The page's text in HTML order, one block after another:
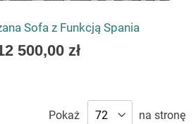
Sofa z Funkcją Spania
500,00 zł
Pokaż na stronę